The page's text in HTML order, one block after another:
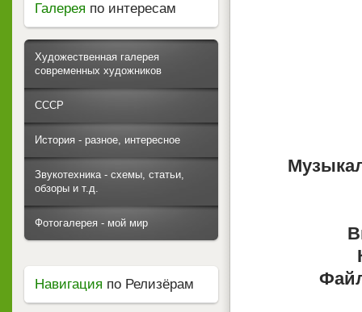
Галерея по интересам
Художественная галерея
современных художников
СССР
История - разное, интересное
Звукотехника - схемы, статьи,
обзоры и т.д.
Фотогалерея - мой мир
Навигация по Релизёрам